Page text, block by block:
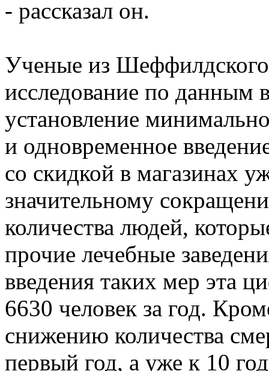
- рассказал он.
Ученые из Шеффилдского
исследование по данным
установление
и одновременное
со скидкой в магазинах
значительному
количества людей,
прочие лечебные
введения таких мер эта
6630 человек за год.
снижению количества
первый год, а уже к 10